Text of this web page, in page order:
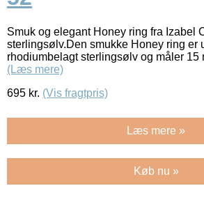
Smuk og elegant Honey ring fra Izabel
sterlingsølv.Den smukke Honey ring er
rhodiumbelagt sterlingsølv og måler 15
(Læs mere)
695 kr. (Vis fragtpris)
Læs mere »
Køb nu »